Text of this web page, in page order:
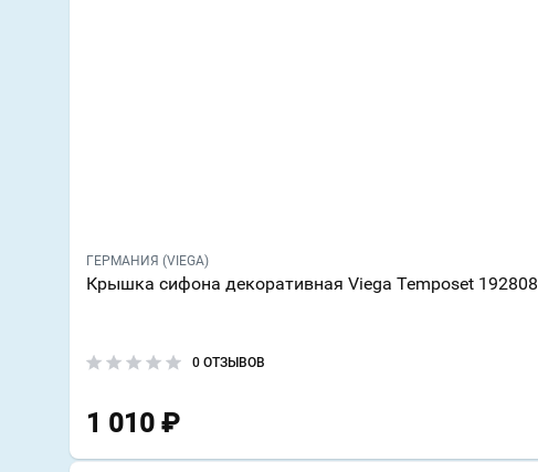
ГЕРМАНИЯ (VIEGA)
Крышка сифона декоративная Viega Temposet 192808
0 ОТЗЫВОВ
1 010 ₽